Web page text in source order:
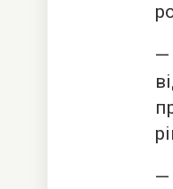
—
—